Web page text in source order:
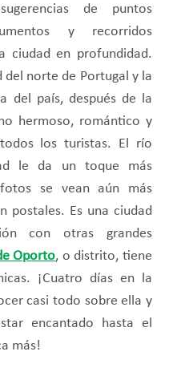
de puntos
y recorridos
ciudad en profundidad.
del norte de Portugal y la
del país, después de la
hermoso, romántico y
los turistas. El río
le da un toque más
se vean aún más
postales. Es una ciudad
con otras grandes
Oporto, o distrito, tiene
¡Cuatro días en la
casi todo sobre ella y
encantado hasta el
más!